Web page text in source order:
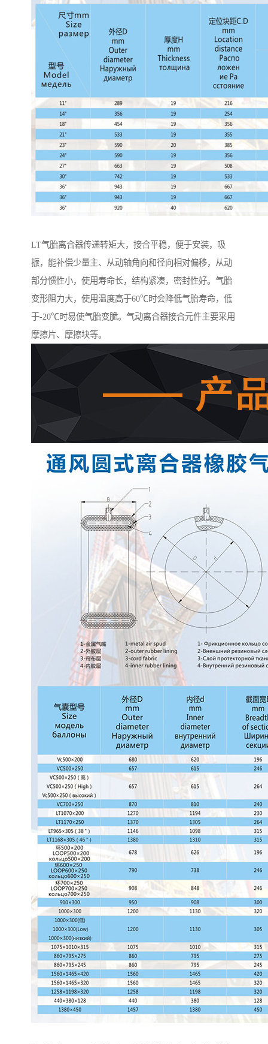
LT气胎离合器传递转矩大，接合平稳，便于安装，吸
振，能补偿少量主、从动轴角向和径向相对偏移，从动
部分惯性小，使用寿命长，结构紧凑，密封性好。气胎
变形阻力大，使用温度高于60℃时会降低气胎寿命，低
于-20℃时易使气胎变脆。气动离合器接合元件主要采用
摩擦片、摩擦块等。